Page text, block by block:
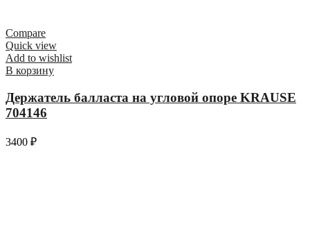
Compare
Quick view
Add to wishlist
В корзину
Держатель балласта на угловой опоре KRAUSE
704146
3400 ₽